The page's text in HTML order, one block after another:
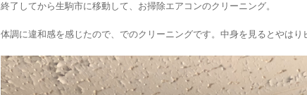
終了してから生駒市に移動して、お掃除エアコンのクリーニング。
体調に違和感を感じたので、でのクリーニングです。中身を見るとやはり